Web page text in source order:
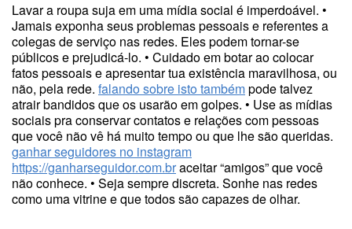
Lavar a roupa suja em uma mídia social é imperdoável. •
Jamais exponha seus problemas pessoais e referentes a
colegas de serviço nas redes. Eles podem tornar-se
públicos e prejudicá-lo. • Cuidado em botar ao colocar
fatos pessoais e apresentar tua existência maravilhosa, ou
não, pela rede. falando sobre isto tambémpode talvez
atrair bandidos que os usarão em golpes. • Use as mídias
sociais pra conservar contatos e relações com pessoas
que você não vê há muito tempo ou que lhe são queridas.
ganhar seguidores no instagram
https://ganharseguidor.com.braceitar “amigos” que você
não conhece. • Seja sempre discreta. Sonhe nas redes
como uma vitrine e que todos são capazes de olhar.